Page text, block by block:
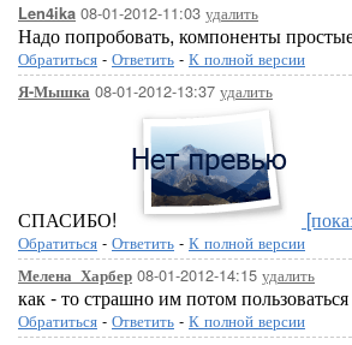
Len4ika 08-01-2012-11:03 удалить
Надо попробовать, компоненты
Обратиться - Ответить - К полной версии
Я-Мышка 08-01-2012-13:37 удалить
СПАСИБО!
Обратиться - Ответить - К полной версии
Мелена_Харбер 08-01-2012-14:15 удалить
как - то страшно им потом пользоваться
Обратиться - Ответить - К полной версии